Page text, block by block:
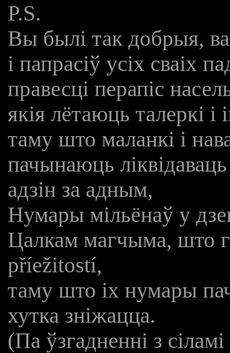
P.S.
Вы былі так добрыя,
і папрасіў усіх сваіх
правесці перапіс
якія лётаюць талеркі
таму што маланкі і
пачынаюць
адзін за адным,
Нумары мільёнаў у
Цалкам магчыма, што
příežitostí,
таму што іх нумары
хутка зніжацца.
(Па ўзгадненні з